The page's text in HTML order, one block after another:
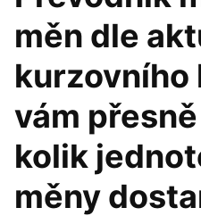
měn dle
kurzovního
vám
kolik
měny